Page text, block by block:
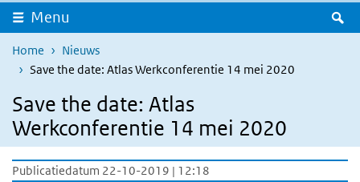
Menu
Home
Nieuws
Save the date: Atlas Werkconferentie 14 mei 2020
Save the date: Atlas
Werkconferentie 14 mei 2020
Publicatiedatum 22-10-2019 | 12:18